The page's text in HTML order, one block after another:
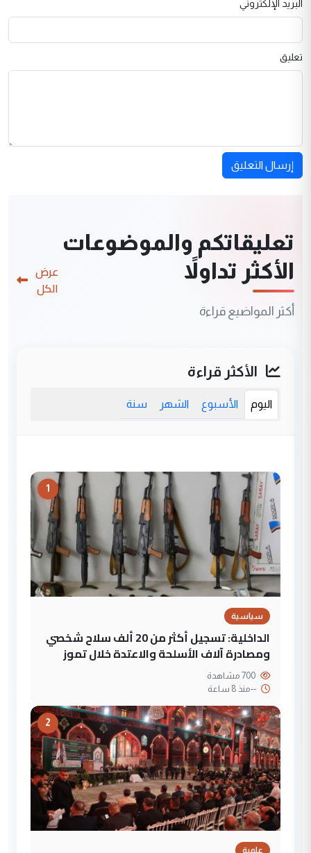
البريد الإلكتروني
تعليق
إرسال التعليق
تعليقاتكم والموضوعات
الأكثر تداولاً
أكثر المواضيع قراءة
عرض
الكل
الأكثر قراءة
اليوم الأسبوع الشهر سنة
1
سياسية
الداخلية: تسجيل أكثر من 20 ألف سلاح شخصي
ومصادرة آلاف الأسلحة والاعتدة خلال تموز
--منذ 8 ساعة
2
علمية